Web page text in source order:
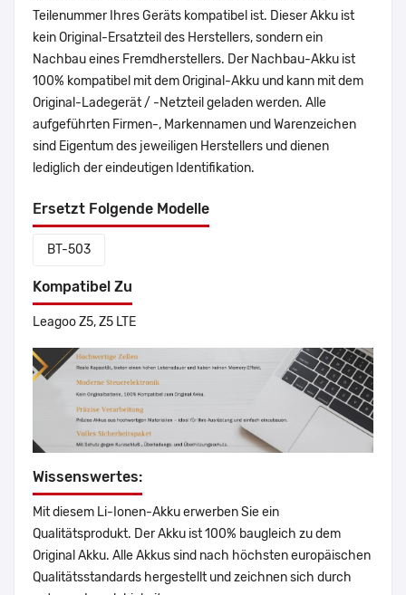
Teilenummer Ihres Geräts kompatibel ist. Dieser Akku ist
kein Original-Ersatzteil des Herstellers, sondern ein
Nachbau eines Fremdherstellers. Der Nachbau-Akku ist
100% kompatibel mit dem Original-Akku und kann mit dem
Original-Ladegerät / -Netzteil geladen werden. Alle
aufgeführten Firmen-, Markennamen und Warenzeichen
sind Eigentum des jeweiligen Herstellers und dienen
lediglich der eindeutigen Identifikation.
Ersetzt Folgende Modelle
BT-503
Kompatibel Zu
Leagoo Z5, Z5 LTE
Wissenswertes:
Mit diesem Li-Ionen-Akku erwerben Sie ein
Qualitätsprodukt. Der Akku ist 100% baugleich zu dem
Original Akku. Alle Akkus sind nach höchsten europäischen
Qualitätsstandards hergestellt und zeichnen sich durch